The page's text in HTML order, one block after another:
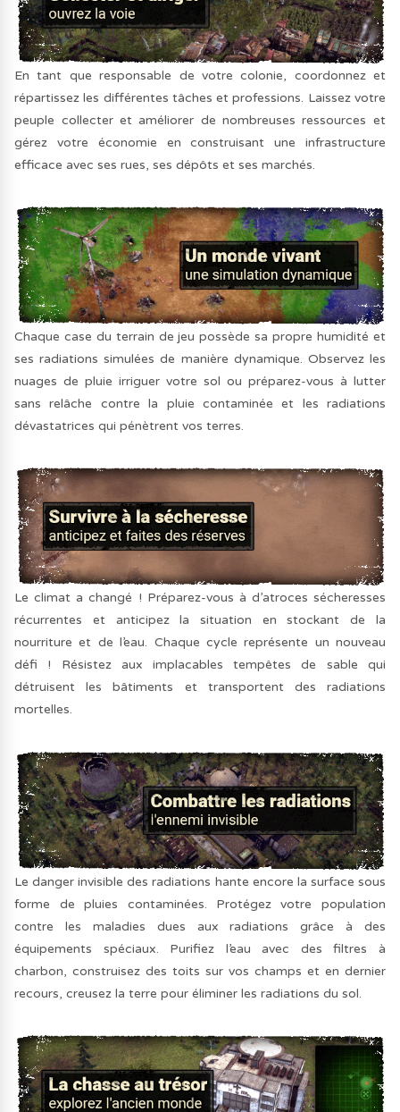
En tant que responsable de votre colonie, coordonnez et
répartissez les différentes tâches et professions. Laissez votre
peuple collecter et améliorer de nombreuses ressources et
gérez votre économie en construisant une infrastructure
efficace avec ses rues, ses dépôts et ses marchés.
Chaque case du terrain de jeu possède sa propre humidité et
ses radiations simulées de manière dynamique. Observez les
nuages de pluie irriguer votre sol ou préparez-vous à lutter
sans relâche contre la pluie contaminée et les radiations
dévastatrices qui pénètrent vos terres.
Le climat a changé ! Préparez-vous à d’atroces sécheresses
récurrentes et anticipez la situation en stockant de la
nourriture et de l’eau. Chaque cycle représente un nouveau
défi ! Résistez aux implacables tempêtes de sable qui
détruisent les bâtiments et transportent des radiations
mortelles.
Le danger invisible des radiations hante encore la surface sous
forme de pluies contaminées. Protégez votre population
contre les maladies dues aux radiations grâce à des
équipements spéciaux. Purifiez l’eau avec des filtres à
charbon, construisez des toits sur vos champs et en dernier
recours, creusez la terre pour éliminer les radiations du sol.